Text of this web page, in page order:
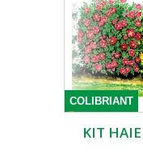
COLIBRIANT
KIT